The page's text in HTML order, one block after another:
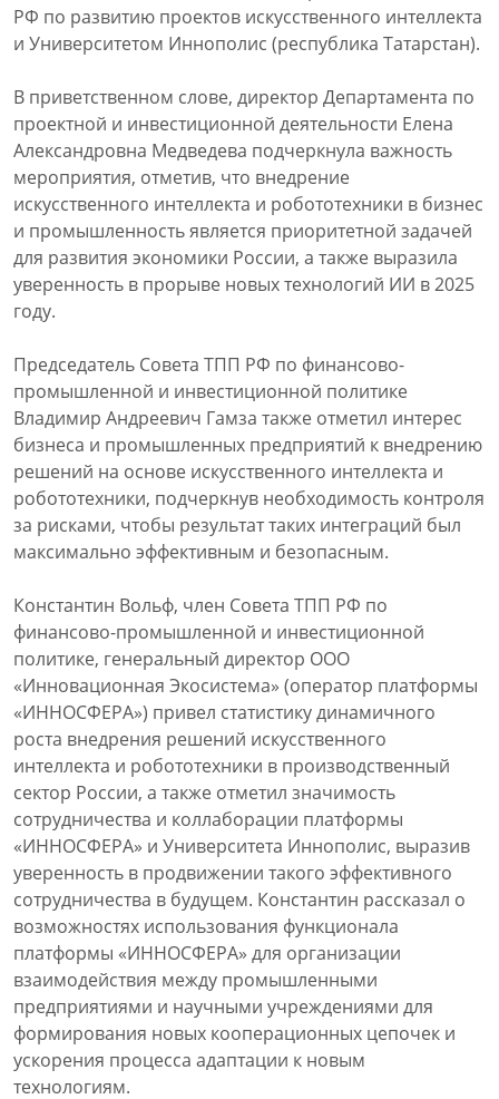
РФ по развитию проектов искусственного интеллекта
и Университетом Иннополис (республика Татарстан).
В приветственном слове, директор Департамента по
проектной и инвестиционной деятельности Елена
Александровна Медведева подчеркнула важность
мероприятия, отметив, что внедрение
искусственного интеллекта и робототехники в бизнес
и промышленность является приоритетной задачей
для развития экономики России, а также выразила
уверенность в прорыве новых технологий ИИ в 2025
году.
Председатель Совета ТПП РФ по финансово-
промышленной и инвестиционной политике
Владимир Андреевич Гамза также отметил интерес
бизнеса и промышленных предприятий к внедрению
решений на основе искусственного интеллекта и
робототехники, подчеркнув необходимость контроля
за рисками, чтобы результат таких интеграций был
максимально эффективным и безопасным.
Константин Вольф, член Совета ТПП РФ по
финансово-промышленной и инвестиционной
политике, генеральный директор ООО
«Инновационная Экосистема» (оператор платформы
«ИННОСФЕРА») привел статистику динамичного
роста внедрения решений искусственного
интеллекта и робототехники в производственный
сектор России, а также отметил значимость
сотрудничества и коллаборации платформы
«ИННОСФЕРА» и Университета Иннополис, выразив
уверенность в продвижении такого эффективного
сотрудничества в будущем. Константин рассказал о
возможностях использования функционала
платформы «ИННОСФЕРА» для организации
взаимодействия между промышленными
предприятиями и научными учреждениями для
формирования новых кооперационных цепочек и
ускорения процесса адаптации к новым
технологиям.